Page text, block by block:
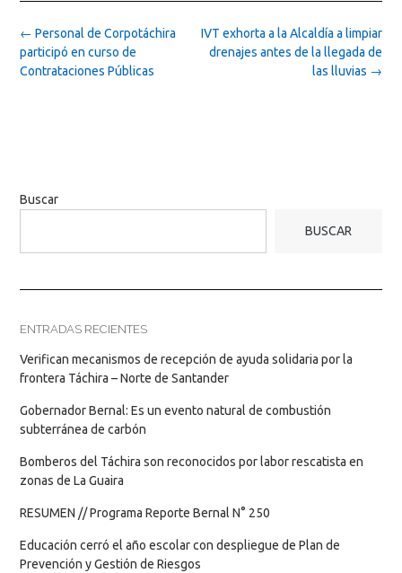
Post
navigation
IVT exhorta a la Alcaldía a limpiar
drenajes antes de la llegada de
las lluvias →
← Personal de Corpotáchira
participó en curso de
Contrataciones Públicas
Buscar
BUSCAR
ENTRADAS RECIENTES
Verifican mecanismos de recepción de ayuda solidaria por la
frontera Táchira – Norte de Santander
Gobernador Bernal: Es un evento natural de combustión
subterránea de carbón
Bomberos del Táchira son reconocidos por labor rescatista en
zonas de La Guaira
RESUMEN // Programa Reporte Bernal N° 250
Educación cerró el año escolar con despliegue de Plan de
Prevención y Gestión de Riesgos